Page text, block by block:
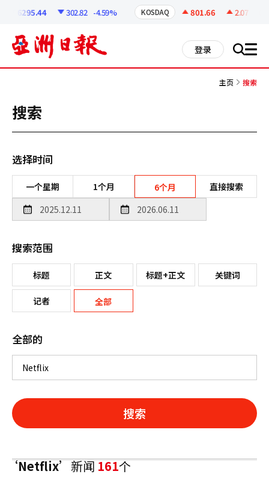
6295.44 302.82 -4.59% KOSDAQ 801.66 2.07
登录 搜 all
主页 搜索
搜索
选择时间
一个星期 1个月 6个月 直接搜索
搜索范围
标题 正文 标题+正文 关键词
记者 全部
全部的
搜索
‘Netflix’新闻161个